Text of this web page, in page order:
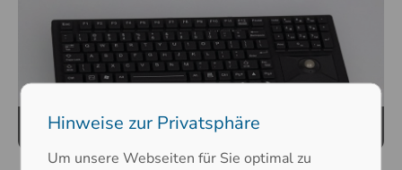
Hinweise zur Privatsphäre
Um unsere Webseiten für Sie optimal zu